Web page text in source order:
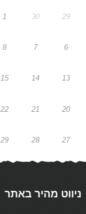
29
30
1
6
7
8
13
14
15
20
21
22
27
28
29
ניווט מהיר באתר